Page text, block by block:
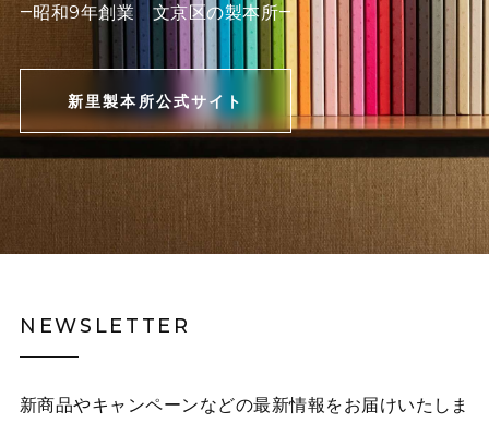
―昭和9年創業 文京区の製本所―
新里製本所公式サイト
NEWSLETTER
新商品やキャンペーンなどの最新情報をお届けいたしま